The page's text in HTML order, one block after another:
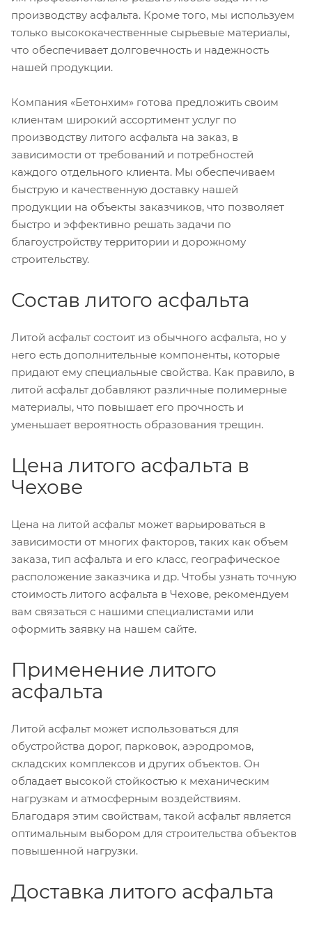
производству асфальта. Кроме того, мы используем
только высококачественные сырьевые материалы,
что обеспечивает долговечность и надежность
нашей продукции.
Компания «Бетонхим» готова предложить своим
клиентам широкий ассортимент услуг по
производству литого асфальта на заказ, в
зависимости от требований и потребностей
каждого отдельного клиента. Мы обеспечиваем
быструю и качественную доставку нашей
продукции на объекты заказчиков, что позволяет
быстро и эффективно решать задачи по
благоустройству территории и дорожному
строительству.
Состав литого асфальта
Литой асфальт состоит из обычного асфальта, но у
него есть дополнительные компоненты, которые
придают ему специальные свойства. Как правило, в
литой асфальт добавляют различные полимерные
материалы, что повышает его прочность и
уменьшает вероятность образования трещин.
Цена литого асфальта в
Чехове
Цена на литой асфальт может варьироваться в
зависимости от многих факторов, таких как объем
заказа, тип асфальта и его класс, географическое
расположение заказчика и др. Чтобы узнать точную
стоимость литого асфальта в Чехове, рекомендуем
вам связаться с нашими специалистами или
оформить заявку на нашем сайте.
Применение литого
асфальта
Литой асфальт может использоваться для
обустройства дорог, парковок, аэродромов,
складских комплексов и других объектов. Он
обладает высокой стойкостью к механическим
нагрузкам и атмосферным воздействиям.
Благодаря этим свойствам, такой асфальт является
оптимальным выбором для строительства объектов
повышенной нагрузки.
Доставка литого асфальта